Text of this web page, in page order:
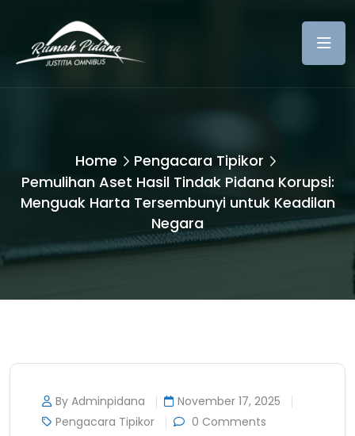
Home
Pengacara Tipikor
Pemulihan Aset Hasil Tindak Pidana Korupsi:
Menguak Harta Tersembunyi untuk Keadilan
Negara
By Adminpidana
November 17, 2025
Pengacara Tipikor
0 Comments